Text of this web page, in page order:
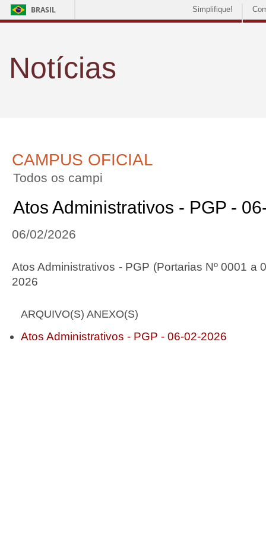
BRASIL Simplifique!
Notícias
CAMPUS OFICIAL
Todos os campi
Atos Administrativos - PGP -
06/02/2026
Atos Administrativos - PGP (Portarias Nº 0001 a
2026
ARQUIVO(S) ANEXO(S)
Atos Administrativos - PGP - 06-02-2026